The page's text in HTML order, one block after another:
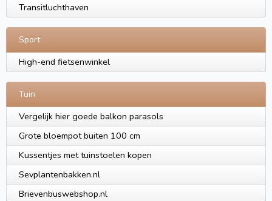
Transitluchthaven
Sport
High-end fietsenwinkel
Tuin
Vergelijk hier goede balkon parasols
Grote bloempot buiten 100 cm
Kussentjes met tuinstoelen kopen
Sevplantenbakken.nl
Brievenbuswebshop.nl